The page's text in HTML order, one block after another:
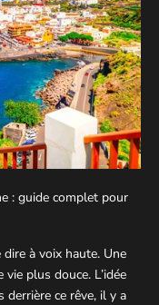
: guide complet pour
à voix haute. Une
plus douce. L’idée
derrière ce rêve, il y a